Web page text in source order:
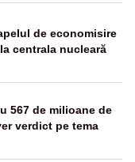
de economisire
centrala nucleară
567 de milioane de
verdict pe tema